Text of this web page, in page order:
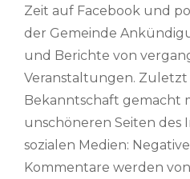
Zeit auf Facebook und
der Gemeinde
und Berichte von
Veranstaltungen. Zuletzt
Bekanntschaft gemacht
unschöneren Seiten des
sozialen Medien:
Kommentare werden